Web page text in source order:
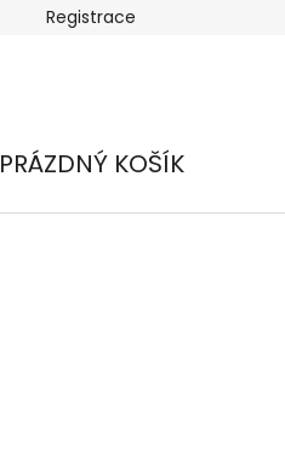
Registrace
PRÁZDNÝ KOŠÍK